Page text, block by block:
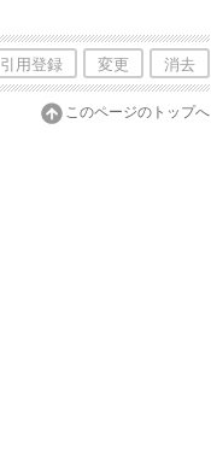
引用登録 変更 消去
このページのトップへ